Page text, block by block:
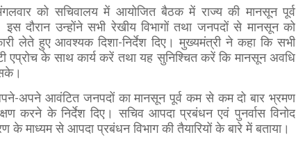
को सचिवालय में आयोजित बैठक में राज्य की मानसून पूर्व
इस दौरान उन्होंने सभी रेखीय विभागों तथा जनपदों से मानसून को
लेते हुए आवश्यक दिशा-निर्देश दिए। मुख्यमंत्री ने कहा कि सभी
एप्रोच के साथ कार्य करें तथा यह सुनिश्चित करें कि मानसून अवधि
अपने आवंटित जनपदों का मानसून पूर्व कम से कम दो बार भ्रमण
करने के निर्देश दिए। सचिव आपदा प्रबंधन एवं पुनर्वास विनोद
माध्यम से आपदा प्रबंधन विभाग की तैयारियों के बारे में बताया।